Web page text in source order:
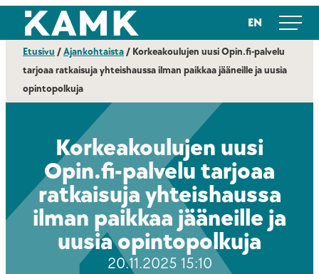
Siirry
suoraan
sisältöön
Kajaanin ammattikorkeakoulu EN
Etusivu /Ajankohtaista/ Korkeakoulujen uusi Opin.fi-palvelu
tarjoaa ratkaisuja yhteishaussa ilman paikkaa jääneille ja uusia
opintopolkuja
Korkeakoulujen uusi
Opin.fi-palvelu tarjoaa
ratkaisuja yhteishaussa
ilman paikkaa jääneille ja
uusia opintopolkuja
20.11.2025 15:10